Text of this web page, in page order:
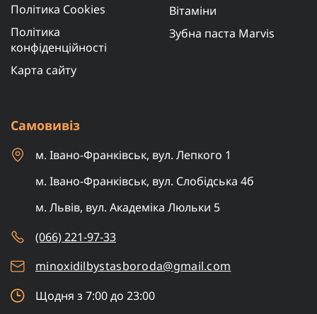
Політика Cookies
Політика
конфіденційності
Карта сайту
Вітаміни
Зубна паста Marvis
Самовивіз
м. Івано-Франківськ, вул. Лепкого 1
м. Івано-Франківськ, вул. Слобідська 4б
м. Львів, вул. Академіка Люльки 5
(066) 221-97-33
minoxidilbystasboroda@gmail.com
Щодня з 7:00 до 23:00